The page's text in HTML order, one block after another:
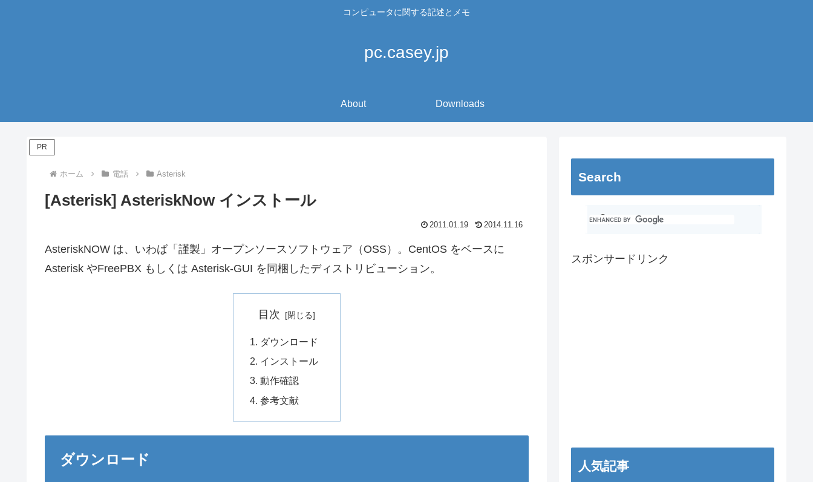
コンピュータに関する記述とメモ
pc.casey.jp
About Downloads
PR
ホーム 電話 Asterisk
[Asterisk] AsteriskNow インストール
2011.01.19 2014.11.16
AsteriskNOW は、いわば「謹製」オープンソースソフトウェア（OSS）。CentOS をベースに
Asterisk やFreePBX もしくは Asterisk-GUI を同梱したディストリビューション。
目次
ダウンロード
インストール
動作確認
参考文献
ダウンロード
Search
スポンサードリンク
人気記事